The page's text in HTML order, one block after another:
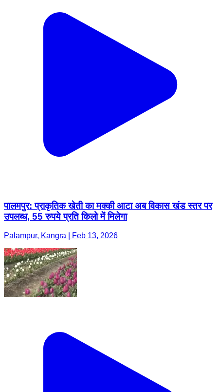
पालमपुर: प्राकृतिक खेती का मक्की आटा अब विकास खंड स्तर पर
उपलब्ध, 55 रुपये प्रति किलो में मिलेगा
Palampur, Kangra | Feb 13, 2026